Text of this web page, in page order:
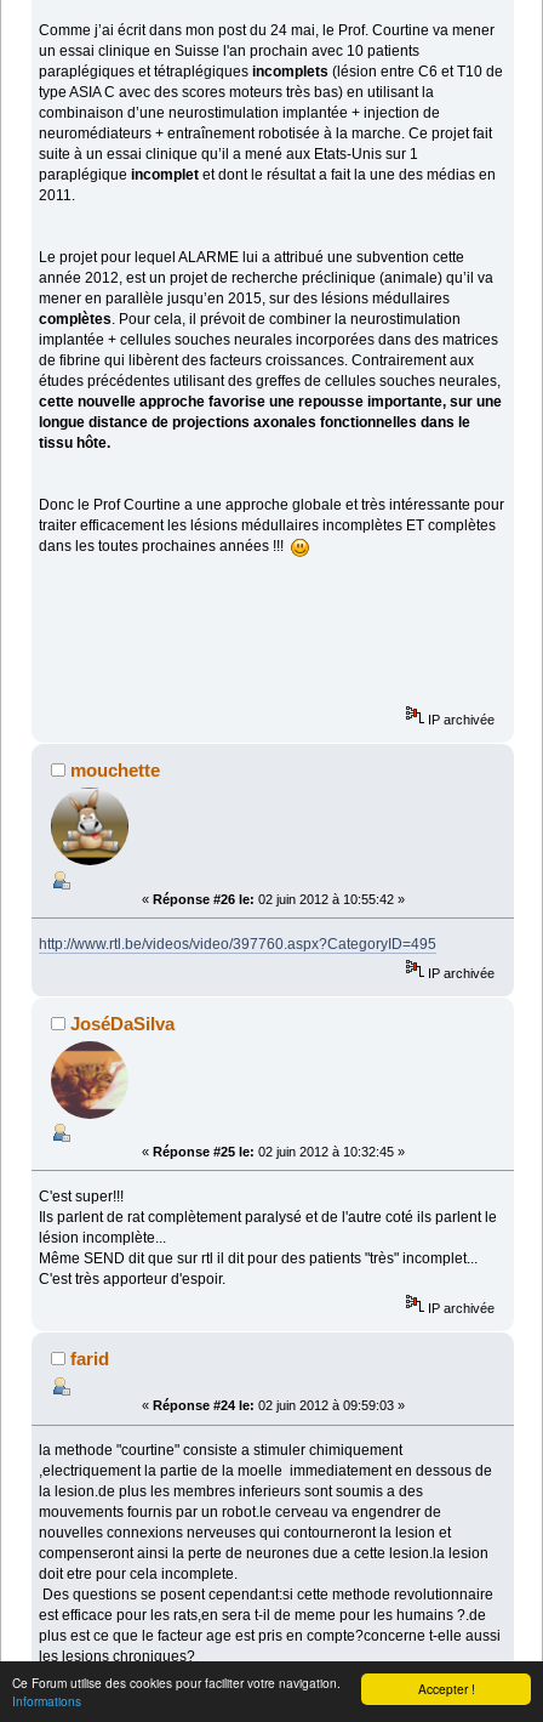
Accepter !
Ce Forum utilise des cookies pour faciliter votre navigation.
Informations
Comme j’ai écrit dans mon post du 24 mai, le Prof. Courtine va mener
un essai clinique en Suisse l'an prochain avec 10 patients
paraplégiques et tétraplégiquesincomplets (lésion entre C6 et T10 de
type ASIA C avec des scores moteurs très bas) en utilisant la
combinaison d’une neurostimulation implantée + injection de
neuromédiateurs + entraînement robotisée à la marche. Ce projet fait
suite à un essai clinique qu’il a mené aux Etats-Unis sur 1
paraplégiqueincomplet et dont le résultat a fait la une des médias en
2011.
Le projet pour lequel ALARME lui a attribué une subvention cette
année 2012, est un projet de recherche préclinique (animale) qu’il va
mener en parallèle jusqu’en 2015, sur des lésions médullaires
complètes. Pour cela, il prévoit de combiner la neurostimulation
implantée + cellules souches neurales incorporées dans des matrices
de fibrine qui libèrent des facteurs croissances. Contrairement aux
études précédentes utilisant des greffes de cellules souches neurales,
cette nouvelle approche favorise une repousse importante, sur une
longue distance de projections axonales fonctionnelles dans le
tissu hôte.
Donc le Prof Courtine a une approche globale et très intéressante pour
traiter efficacement les lésions médullaires incomplètes ET complètes
dans les toutes prochaines années !!!
IP archivée
mouchette
« Réponse #26 le: 02 juin 2012 à 10:55:42 »
http://www.rtl.be/videos/video/397760.aspx?CategoryID=495
IP archivée
JoséDaSilva
« Réponse #25 le: 02 juin 2012 à 10:32:45 »
C'est super!!!
Ils parlent de rat complètement paralysé et de l'autre coté ils parlent le
lésion incomplète...
Même SEND dit que sur rtl il dit pour des patients "très" incomplet...
C'est très apporteur d'espoir.
IP archivée
farid
« Réponse #24 le: 02 juin 2012 à 09:59:03 »
la methode "courtine" consiste a stimuler chimiquement
,electriquement la partie de la moelle immediatement en dessous de
la lesion.de plus les membres inferieurs sont soumis a des
mouvements fournis par un robot.le cerveau va engendrer de
nouvelles connexions nerveuses qui contourneront la lesion et
compenseront ainsi la perte de neurones due a cette lesion.la lesion
doit etre pour cela incomplete.
Des questions se posent cependant:si cette methode revolutionnaire
est efficace pour les rats,en sera t-il de meme pour les humains ?.de
plus est ce que le facteur age est pris en compte?concerne t-elle aussi
les lesions chroniques?
les essais cliniques sur l'homme devraient demarrer dans 2 ou 3
ans,pourquoi pas plus tot?